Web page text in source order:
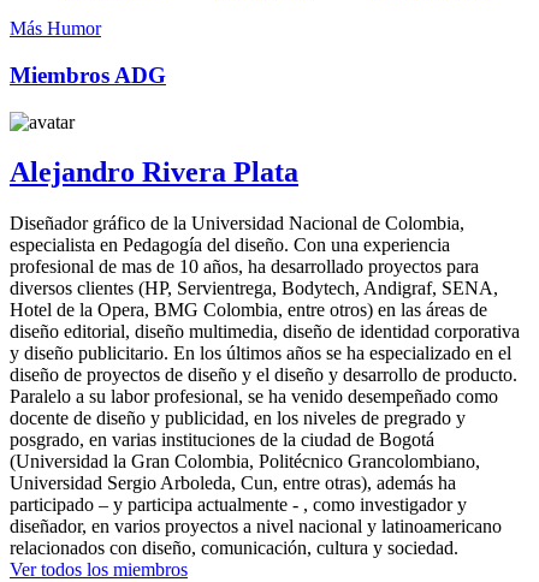
Más Humor
Miembros ADG
Alejandro Rivera Plata
Diseñador gráfico de la Universidad Nacional de Colombia,
especialista en Pedagogía del diseño. Con una experiencia
profesional de mas de 10 años, ha desarrollado proyectos para
diversos clientes (HP, Servientrega, Bodytech, Andigraf, SENA,
Hotel de la Opera, BMG Colombia, entre otros) en las áreas de
diseño editorial, diseño multimedia, diseño de identidad corporativa
y diseño publicitario. En los últimos años se ha especializado en el
diseño de proyectos de diseño y el diseño y desarrollo de producto.
Paralelo a su labor profesional, se ha venido desempeñado como
docente de diseño y publicidad, en los niveles de pregrado y
posgrado, en varias instituciones de la ciudad de Bogotá
(Universidad la Gran Colombia, Politécnico Grancolombiano,
Universidad Sergio Arboleda, Cun, entre otras), además ha
participado – y participa actualmente - , como investigador y
diseñador, en varios proyectos a nivel nacional y latinoamericano
relacionados con diseño, comunicación, cultura y sociedad.
Ver todos los miembros